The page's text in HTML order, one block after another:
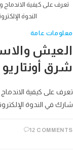
على كيفية الاندماج
الندوة الإلكترونية يوم 19 مارس لاكتشاف الفرص
عامة
أونتاريو
على كيفية الاندماج
الإلكترونية يوم 19 مارس لاكتشاف الفرص
12